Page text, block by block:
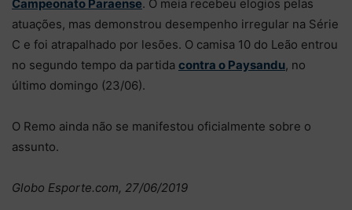
Campeonato Paraense. O meia recebeu elogios pelas
atuações, mas demonstrou desempenho irregular na Série
C e foi atrapalhado por lesões. O camisa 10 do Leão entrou
no segundo tempo da partida contra o Paysandu, no
último domingo (23/06).
O Remo ainda não se manifestou oficialmente sobre o
assunto.
Globo Esporte.com, 27/06/2019